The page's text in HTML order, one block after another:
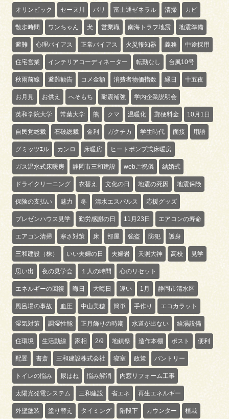
オリンピック セーヌ川 パリ 富士通ゼネラル 清掃 カビ
散歩時間 ワンちゃん 犬 営業職 南海トラフ地震 地震準備
避難 心理バイアス 正常バイアス 火災報知器 義務 中途採用
住宅営業 インテリアコーディネーター 転勤なし 台風10号
秋雨前線 避難勧告 コメ金額 消費者物価指数 縁日 十五夜
お月見 お供え へそもち 耐震補強 学内企業説明会
英和学院大学 常葉大学 熊 クマ 温暖化 郵便料金 10月1日
自民党総裁 石破総裁 金利 ガクチカ 学生時代 面接 用語
グミッツｴル カンロ 床暖房 ヒートポンプ式床暖房
ガス温水式床暖房 静岡市三和建設 webご祝儀 結婚式
ドライクリーニング 衣替え 文化の日 地震の死因 地震保険
保険の支払い 魅力 冬 清水エスパルス 応援グッズ
プレゼンハウス見学 勤労感謝の日 11月23日 エアコンの寿命
エアコン清掃 寒さ対策 床 部屋 強盗 防犯 護身
三和建設（株） いい夫婦の日 夫婦岩 天照大神 高校 見学
思い出 夜の見学会 １人の時間 心のリセット
エネルギーの回復 晦日 大晦日 違い 1月 静岡市清水区
風呂場の事故 血圧 中山美穂 簡単 手作り エコカラット
湿気対策 調湿性能 正月飾りの時期 水道が出ない 給湯設備
住環境 生活動線 家相 2/9 地鎮祭 造作本棚 ポスト 便利
配置 書斎 三和建設株式会社 寝室 政策 パントリー
トイレの悩み 尿はね 悩み解消 内窓リフォーム工事
太陽光発電システム 三和建設 省エネ 再生エネルギー
外壁塗装 塗り替え タイミング 階段下 カウンター 植栽